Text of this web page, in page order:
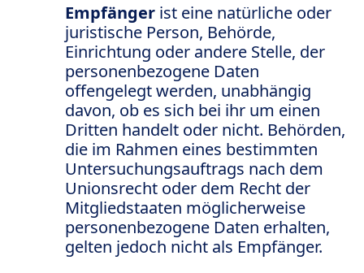
Empfänger ist eine natürliche oder
juristische Person, Behörde,
Einrichtung oder andere Stelle, der
personenbezogene Daten
offengelegt werden, unabhängig
davon, ob es sich bei ihr um einen
Dritten handelt oder nicht. Behörden,
die im Rahmen eines bestimmten
Untersuchungsauftrags nach dem
Unionsrecht oder dem Recht der
Mitgliedstaaten möglicherweise
personenbezogene Daten erhalten,
gelten jedoch nicht als Empfänger.